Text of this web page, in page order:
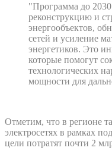
"Программа до 2030
реконструкцию и
энергообъектов,
сетей и усиление
энергетиков. Это
которые помогут
технологических
мощности для
Отметим, что в регионе
электросетях в рамках
цели потратят почти 2